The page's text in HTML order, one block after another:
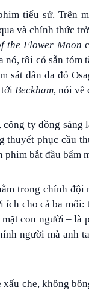
tiểu sử. Trên
và chính thức
the Flower Moon
nó, tôi có sẵn tóm
sát dân da đỏ
tới Beckham, nói về
ty đồng sáng
thuyết phục cầu
phim bắt đầu bấm
trong chính
cho cả ba
con người –
người mà anh
che, không